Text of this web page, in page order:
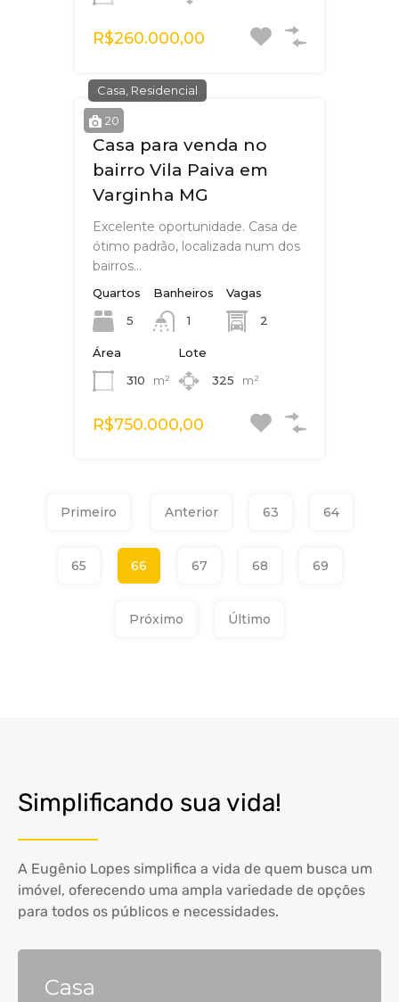
R$260.000,00
20
Casa, Residencial
Casa para venda no
bairro Vila Paiva em
Varginha MG
Excelente oportunidade. Casa de
ótimo padrão, localizada num dos
bairros…
Quartos
5
Banheiros
1
Vagas
2
Área
310
m²
Lote
325
m²
R$750.000,00
Primeiro Anterior 63 64
65 66 67 68 69
Próximo Último
Simplificando sua vida!
A Eugênio Lopes simplifica a vida de quem busca um
imóvel, oferecendo uma ampla variedade de opções
para todos os públicos e necessidades.
Casa